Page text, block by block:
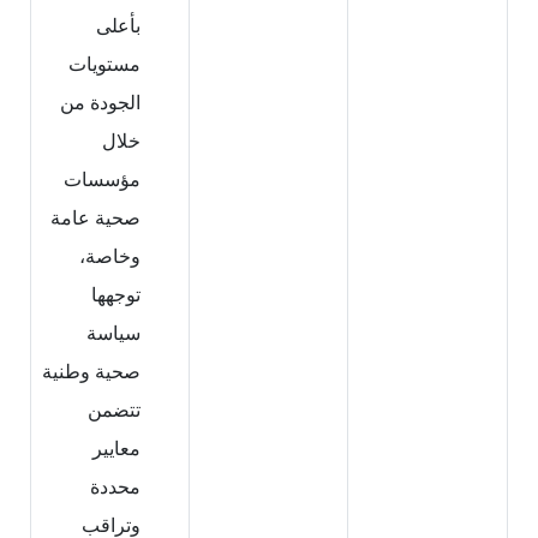
بأعلى
مستويات
الجودة من
خلال
مؤسسات
صحية عامة
وخاصة،
توجهها
سياسة
صحية وطنية
تتضمن
معايير
محددة
وتراقب